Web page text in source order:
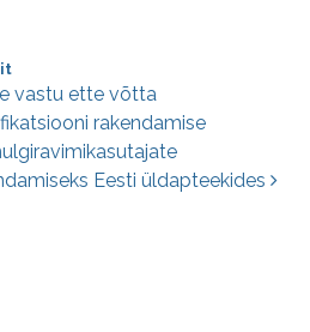
vastu ette võtta
rakendamise
Eesti üldapteekides